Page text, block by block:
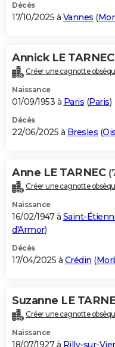
Décès
17/10/2025 à Vannes (
Annick LE TARNEC
Créer une cagnotte
Naissance
01/09/1953 à Paris (Paris)
Décès
22/06/2025 à Bresles (
Anne LE TARNEC
Créer une cagnotte
Naissance
16/02/1947 à Saint-
d'Armor)
Décès
17/04/2025 à Crédin (
Suzanne LE
Créer une cagnotte
Naissance
18/07/1927 à Rilly-sur-